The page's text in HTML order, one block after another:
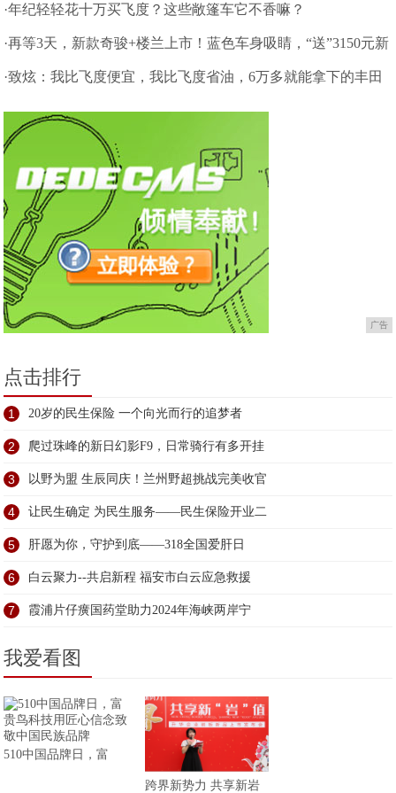
引擎
·年纪轻轻花十万买飞度？这些敞篷车它不香嘛？
·再等3天，新款奇骏+楼兰上市！蓝色车身吸睛，“送”3150元新
配置
·致炫：我比飞度便宜，我比飞度省油，6万多就能拿下的丰田
小车
广告
点击排行
1 20岁的民生保险 一个向光而行的追梦者
2 爬过珠峰的新日幻影F9，日常骑行有多开挂
3 以野为盟 生辰同庆！兰州野超挑战完美收官
4 让民生确定 为民生服务——民生保险开业二
5 肝愿为你，守护到底——318全国爱肝日
6 白云聚力--共启新程 福安市白云应急救援
7 霞浦片仔癀国药堂助力2024年海峡两岸宁
我爱看图
510中国品牌日，富
跨界新势力 共享新岩